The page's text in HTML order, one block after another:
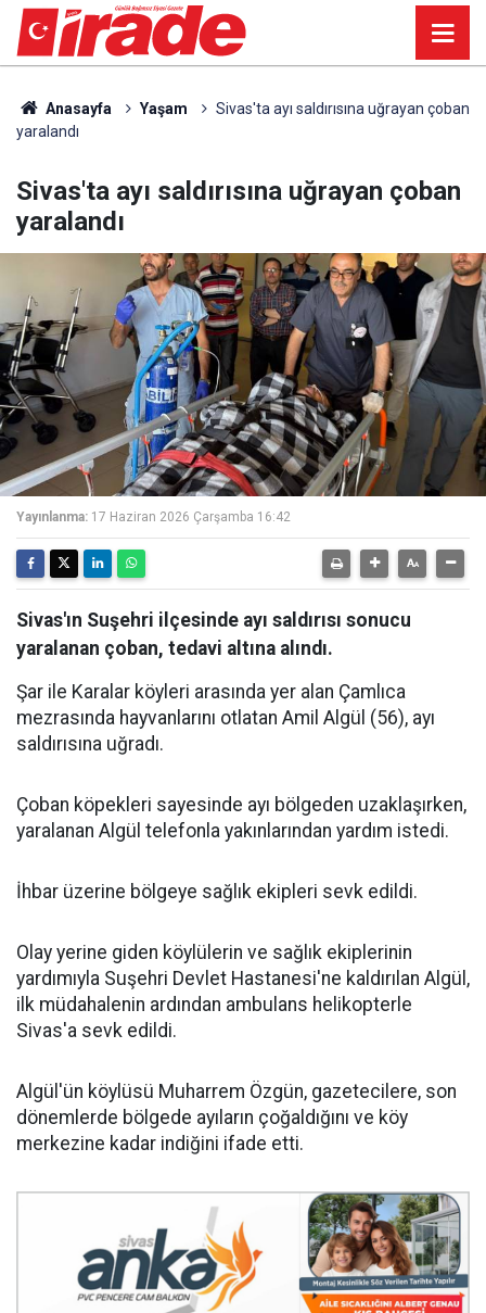
Anasayfa Yaşam
Sivas'ta ayı saldırısına uğrayan çoban
yaralandı
Sivas'ta ayı saldırısına uğrayan çoban
yaralandı
Yayınlanma: 17 Haziran 2026 Çarşamba 16:42
Sivas'ın Suşehri ilçesinde ayı saldırısı sonucu
yaralanan çoban, tedavi altına alındı.
Şar ile Karalar köyleri arasında yer alan Çamlıca
mezrasında hayvanlarını otlatan Amil Algül (56), ayı
saldırısına uğradı.
Çoban köpekleri sayesinde ayı bölgeden uzaklaşırken,
yaralanan Algül telefonla yakınlarından yardım istedi.
İhbar üzerine bölgeye sağlık ekipleri sevk edildi.
Olay yerine giden köylülerin ve sağlık ekiplerinin
yardımıyla Suşehri Devlet Hastanesi'ne kaldırılan Algül,
ilk müdahalenin ardından ambulans helikopterle
Sivas'a sevk edildi.
Algül'ün köylüsü Muharrem Özgün, gazetecilere, son
dönemlerde bölgede ayıların çoğaldığını ve köy
merkezine kadar indiğini ifade etti.